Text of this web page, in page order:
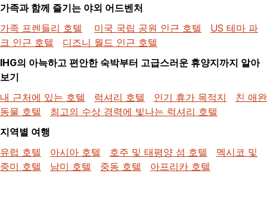
가족과 함께 즐기는 야외 어드벤처
가족 프렌들리 호텔
미국 국립 공원 인근 호텔
US 테마 파
크 인근 호텔
디즈니 월드 인근 호텔
IHG의 아늑하고 편안한 숙박부터 고급스러운 휴양지까지 알아
보기
내 근처에 있는 호텔
럭셔리 호텔 인기 휴가 목적지
친 애완
동물 호텔
최고의 수상 경력에 빛나는 럭셔리 호텔
지역별 여행
유럽 호텔
아시아 호텔 호주 및 태평양 섬 호텔
멕시코 및
중미 호텔
남미 호텔 중동 호텔 아프리카 호텔